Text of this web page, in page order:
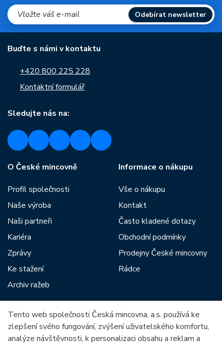
Odebírat newsletter
Buďte s námi v kontaktu
+420 800 225 228
Kontaktní formulář
Sledujte nás na:
O České mincovně
Profil společnosti
Naše výroba
Naši partneři
Kariéra
Zprávy
Ke stažení
Archiv ražeb
Informace o nákupu
Vše o nákupu
Kontakt
Často kladené dotazy
Obchodní podmínky
Prodejny České mincovny
Rádce
Mezi naše partnery patří:
Tento web společnosti Česká mincovna, a.s. používá ke
zlepšení svého fungování, zvýšení uživatelského komfortu,
analýze návštěvnosti, k personalizaci obsahu a reklam a